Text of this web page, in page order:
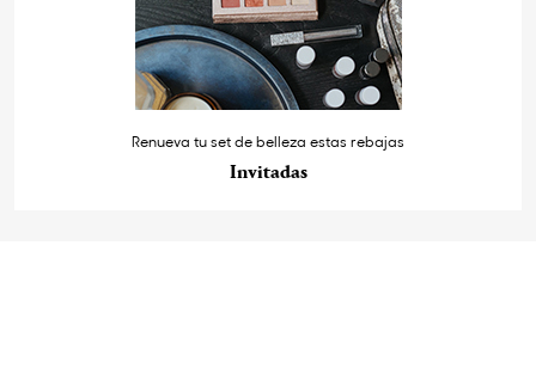
Renueva tu set de belleza estas rebajas
Invitadas